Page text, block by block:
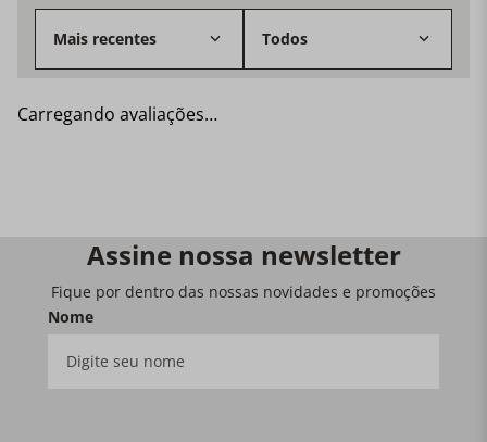
Mais recentes Todos
Carregando avaliações…
Assine nossa newsletter
Fique por dentro das nossas novidades e promoções
Nome